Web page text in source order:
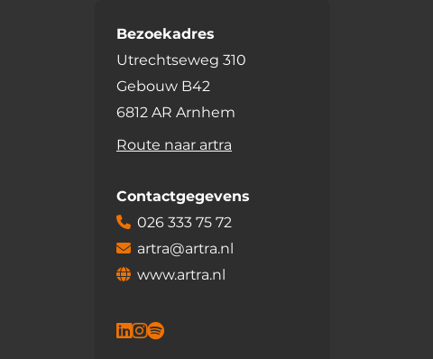
Bezoekadres
Utrechtseweg 310
Gebouw B42
6812 AR Arnhem
Route naar artra
Contactgegevens
026 333 75 72
artra@artra.nl
www.artra.nl